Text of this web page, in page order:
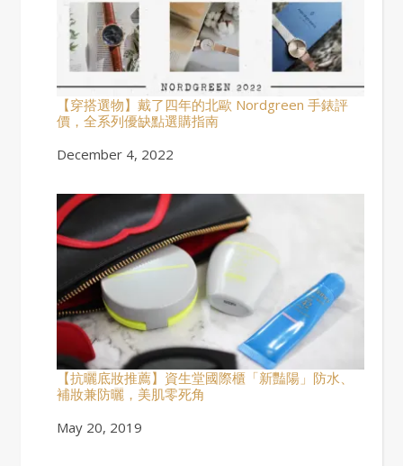
【穿搭選物】戴了四年的北歐 Nordgreen 手錶評
價，全系列優缺點選購指南
Date
December 4, 2022
【抗曬底妝推薦】資生堂國際櫃「新豔陽」防水、
補妝兼防曬，美肌零死角
Date
May 20, 2019